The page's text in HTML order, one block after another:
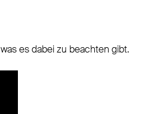
es dabei zu beachten gibt.